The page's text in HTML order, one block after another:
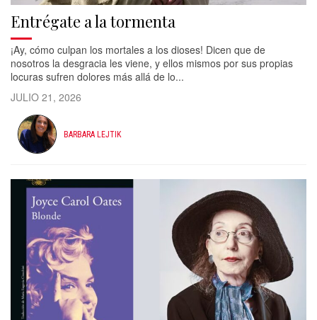
Entrégate a la tormenta
¡Ay, cómo culpan los mortales a los dioses! Dicen que de
nosotros la desgracia les viene, y ellos mismos por sus propias
locuras sufren dolores más allá de lo...
JULIO 21, 2026
BARBARA LEJTIK